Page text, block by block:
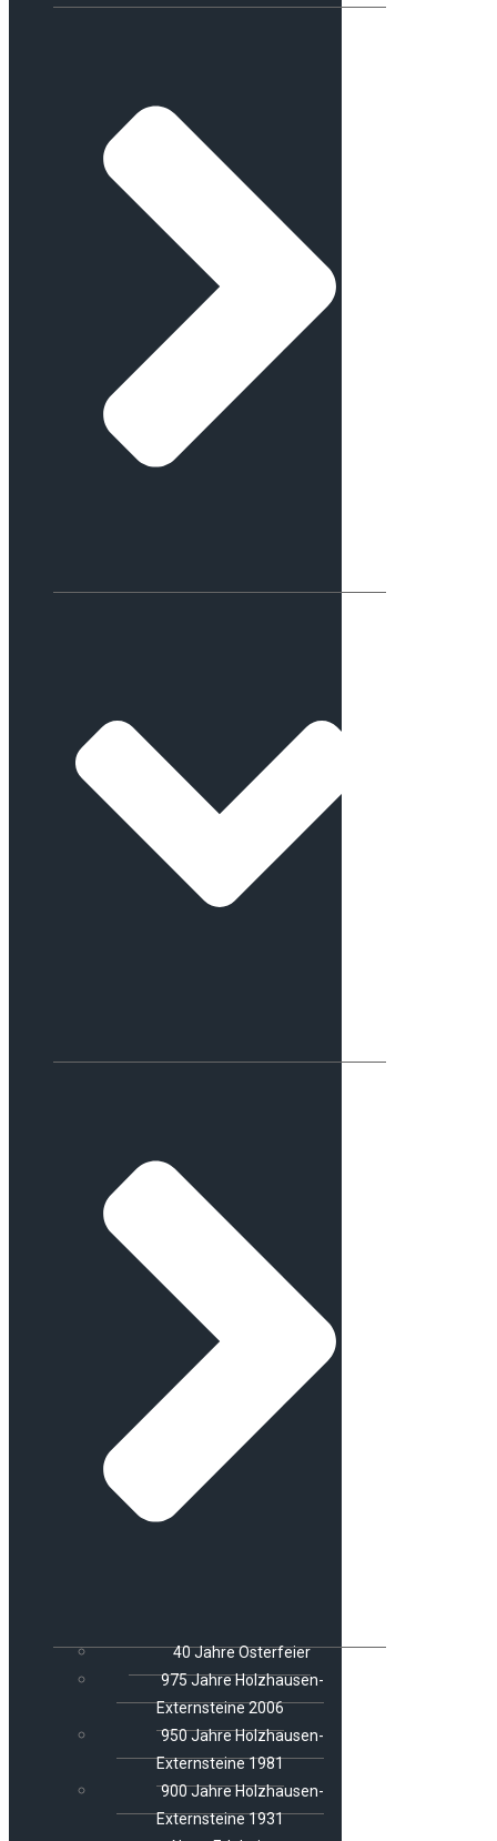
40 Jahre Osterfeier
975 Jahre Holzhausen-
Externsteine 2006
950 Jahre Holzhausen-
Externsteine 1981
900 Jahre Holzhausen-
Externsteine 1931